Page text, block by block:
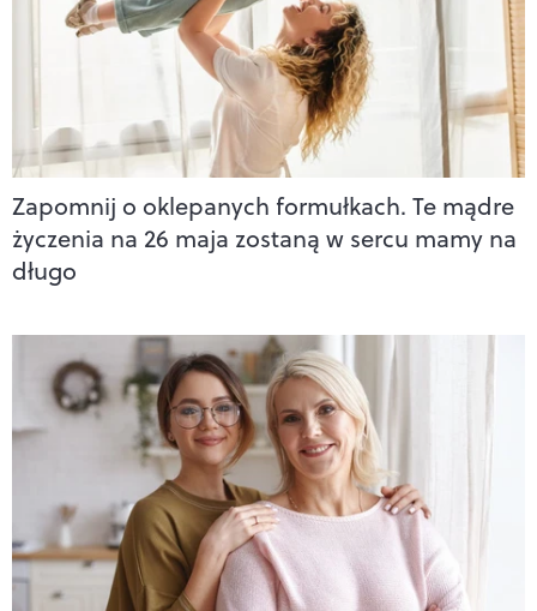
Zapomnij o oklepanych formułkach. Te mądre
życzenia na 26 maja zostaną w sercu mamy na
długo